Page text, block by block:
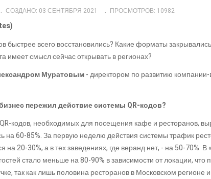
СОЗДАНО: 03 СЕНТЯБРЯ 2021 ПРОСМОТРОВ: 10982
быстрее всего восстановились? Какие форматы
имеет смысл сейчас открывать в регионах?
Муратовым- директором по развитию
пережил действие системы QR-кодов?
кодов, необходимых для посещения кафе и ресторанов,
на 60-85%. За первую неделю действия системы трафик
на 20-30%, а в тех заведениях, где веранд нет, - на 50-70%.
стало меньше на 80-90% в зависимости от локации,
так как лишь половина ресторанов в Московском